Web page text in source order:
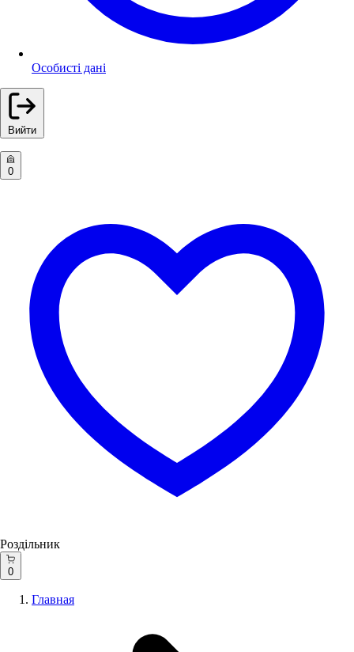
Особисті дані
Вийти
0
Роздільник
0
Главная